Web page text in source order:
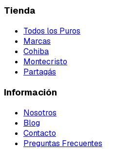
Tienda
Todos los Puros
Marcas
Cohiba
Montecristo
Partagás
Información
Nosotros
Blog
Contacto
Preguntas Frecuentes